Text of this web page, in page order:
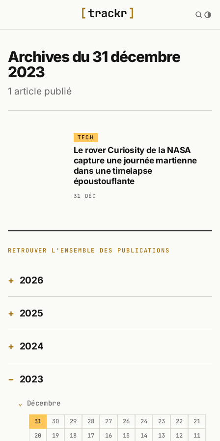
Archives du 31 décembre
2023
1 article publié
TECH
Le rover Curiosity de la NASA
capture une journée martienne
dans une timelapse
époustouflante
31 DÉC
RETROUVER L'ENSEMBLE DES PUBLICATIONS
2026
2025
2024
2023
Décembre
31 30 29 28 27 26 24 23 22
21
20
19 18 17 16 15 14 13 12 11